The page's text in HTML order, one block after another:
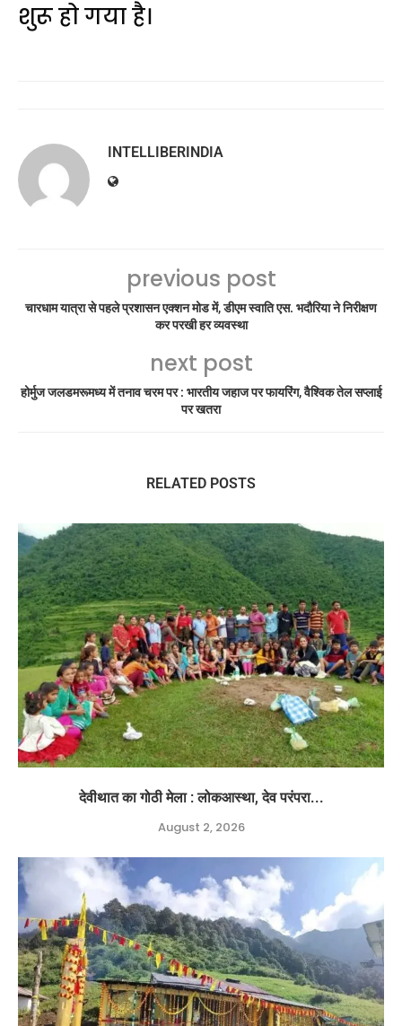
शुरू हो गया है।
INTELLIBERINDIA
previous post
चारधाम यात्रा से पहले प्रशासन एक्शन मोड में, डीएम स्वाति एस. भदौरिया ने निरीक्षण
कर परखी हर व्यवस्था
next post
होर्मुज जलडमरूमध्य में तनाव चरम पर : भारतीय जहाज पर फायरिंग, वैश्विक तेल सप्लाई
पर खतरा
RELATED POSTS
देवीथात का गोठी मेला : लोकआस्था, देव परंपरा...
August 2, 2026